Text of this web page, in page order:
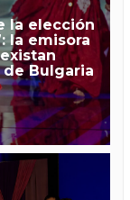
la elección
la emisora
Bulgaria